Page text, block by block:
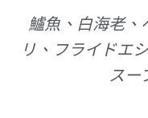
鱸魚、白海老、
リ、フライドエ
スー